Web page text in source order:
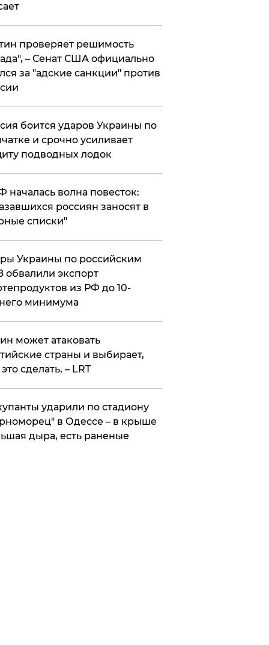
проверяет решимость
– Сенат США официально
за "адские санкции" против
боится ударов Украины по
и срочно усиливает
подводных лодок
началась волна повесток:
россиян заносят в
списки"
Украины по российским
обвалили экспорт
из РФ до 10-
минимума
может атаковать
страны и выбирает,
сделать, – LRT
ударили по стадиону
в Одессе – в крыше
дыра, есть раненые